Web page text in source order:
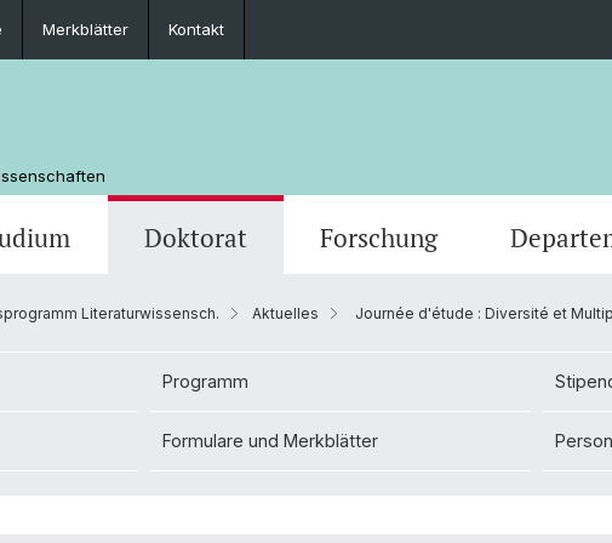
Merkblätter Kontakt
Medienspiegel
MSG Sprache und Kommunikation
Doktorat Forschung
Unterrichtskommissionen
Kontakt
Literaturwissensch. Aktuelles Journée d'étude : Diversité et
Programm
Formulare und Merkblätter